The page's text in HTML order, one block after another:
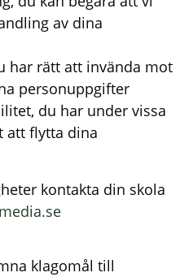
av dina
har rätt att invända mot
personuppgifter
du har under vissa
att flytta dina
kontakta din skola
klagomål till